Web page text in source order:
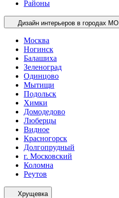
Районы
Дизайн интерьеров в городах МО
Москва
Ногинск
Балашиха
Зеленоград
Одинцово
Мытищи
Подольск
Химки
Домодедово
Люберцы
Видное
Красногорск
Долгопрудный
г. Московский
Коломна
Реутов
Хрущевка